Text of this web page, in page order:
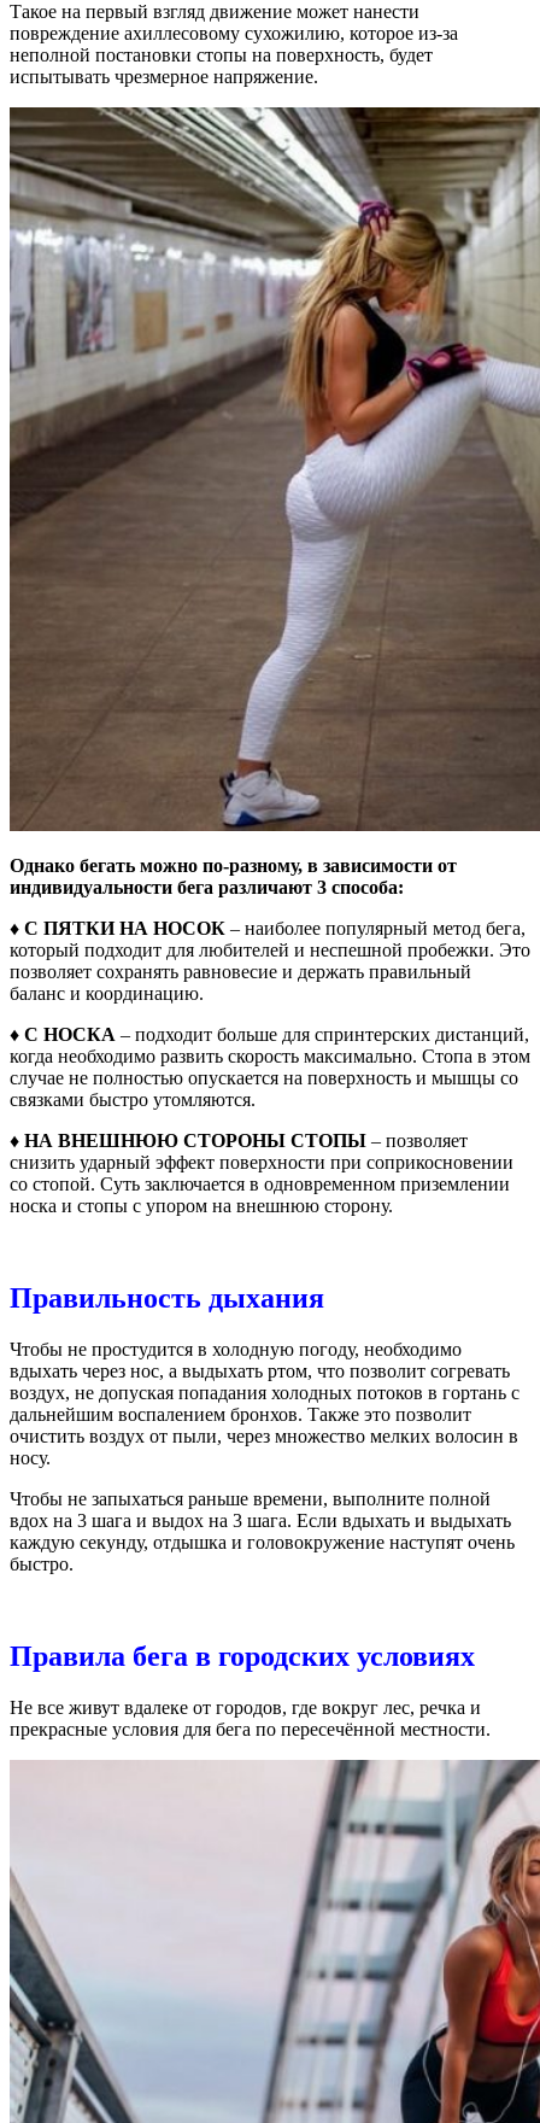
Такое на первый взгляд движение может нанести
повреждение ахиллесовому сухожилию, которое из-за
неполной постановки стопы на поверхность, будет
испытывать чрезмерное напряжение.
Однако бегать можно по-разному, в зависимости от
индивидуальности бега различают 3 способа:
♦ С ПЯТКИ НА НОСОК – наиболее популярный метод бега,
который подходит для любителей и неспешной пробежки. Это
позволяет сохранять равновесие и держать правильный
баланс и координацию.
♦ С НОСКА – подходит больше для спринтерских дистанций,
когда необходимо развить скорость максимально. Стопа в этом
случае не полностью опускается на поверхность и мышцы со
связками быстро утомляются.
♦ НА ВНЕШНЮЮ СТОРОНЫ СТОПЫ – позволяет
снизить ударный эффект поверхности при соприкосновении
со стопой. Суть заключается в одновременном приземлении
носка и стопы с упором на внешнюю сторону.
Правильность дыхания
Чтобы не простудится в холодную погоду, необходимо
вдыхать через нос, а выдыхать ртом, что позволит согревать
воздух, не допуская попадания холодных потоков в гортань с
дальнейшим воспалением бронхов. Также это позволит
очистить воздух от пыли, через множество мелких волосин в
носу.
Чтобы не запыхаться раньше времени, выполните полной
вдох на 3 шага и выдох на 3 шага. Если вдыхать и выдыхать
каждую секунду, отдышка и головокружение наступят очень
быстро.
Правила бега в городских условиях
Не все живут вдалеке от городов, где вокруг лес, речка и
прекрасные условия для бега по пересечённой местности.